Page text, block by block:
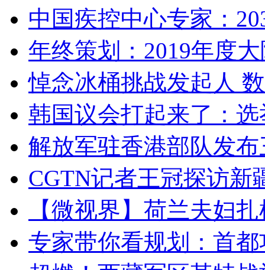
中国疾控中心专家：
年终策划：2019年度
悼念冰桶挑战发起人
韩国议会打起来了：
解放军驻香港部队发
CGTN记者王冠探访新
【微视界】荷兰夫妇
专家带你看规划：首